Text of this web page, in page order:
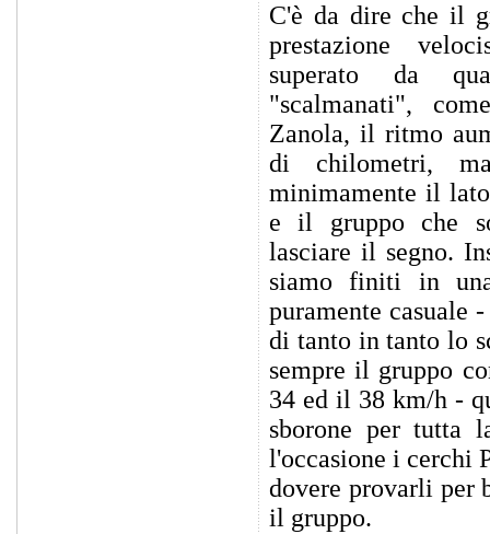
C'è da dire che il
prestazione
superato da
"scalmanati",
Zanola, il ritmo
di chilometri,
minimamente il
e il gruppo che
lasciare il segno.
siamo finiti in
puramente casuale
di tanto in tanto lo
sempre il gruppo
34 ed il 38 km/h -
sborone per tutta
l'occasione i cerchi
dovere provarli per
il gruppo.